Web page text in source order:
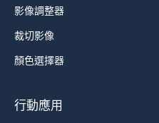
影像調整器
裁切影像
顏色選擇器
行動應用